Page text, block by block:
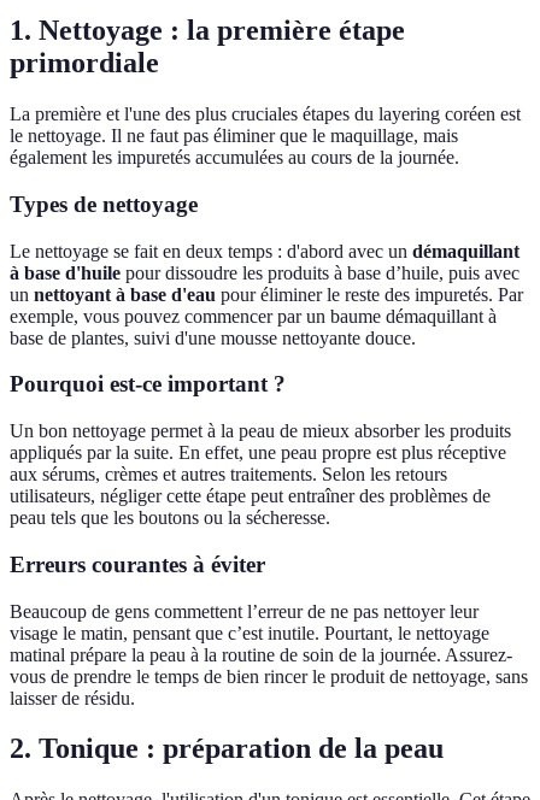
1. Nettoyage : la première étape
primordiale
La première et l'une des plus cruciales étapes du layering coréen est
le nettoyage. Il ne faut pas éliminer que le maquillage, mais
également les impuretés accumulées au cours de la journée.
Types de nettoyage
Le nettoyage se fait en deux temps : d'abord avec un démaquillant
à base d'huile pour dissoudre les produits à base d’huile, puis avec
un nettoyant à base d'eau pour éliminer le reste des impuretés. Par
exemple, vous pouvez commencer par un baume démaquillant à
base de plantes, suivi d'une mousse nettoyante douce.
Pourquoi est-ce important ?
Un bon nettoyage permet à la peau de mieux absorber les produits
appliqués par la suite. En effet, une peau propre est plus réceptive
aux sérums, crèmes et autres traitements. Selon les retours
utilisateurs, négliger cette étape peut entraîner des problèmes de
peau tels que les boutons ou la sécheresse.
Erreurs courantes à éviter
Beaucoup de gens commettent l’erreur de ne pas nettoyer leur
visage le matin, pensant que c’est inutile. Pourtant, le nettoyage
matinal prépare la peau à la routine de soin de la journée. Assurez-
vous de prendre le temps de bien rincer le produit de nettoyage, sans
laisser de résidu.
2. Tonique : préparation de la peau